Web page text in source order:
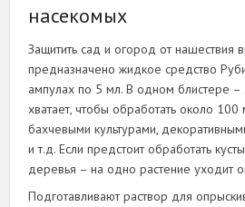
насекомых
Защитить сад и огород от нашествия
предназначено жидкое средство
ампулах по 5 мл. В одном блистере
хватает, чтобы обработать около 100
бахчевыми культурами,
и т.д. Если предстоит обработать
деревья – на одно растение уходит
Подготавливают раствор для